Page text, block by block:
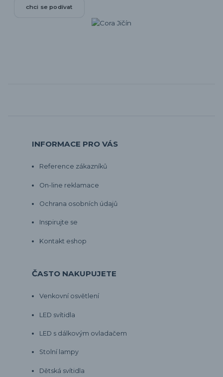
chci se podívat
INFORMACE PRO VÁS
Reference zákazníků
On-line reklamace
Ochrana osobních údajů
Inspirujte se
Kontakt eshop
ČASTO NAKUPUJETE
Venkovní osvětlení
LED svítidla
LED s dálkovým ovladačem
Stolní lampy
Dětská svítidla